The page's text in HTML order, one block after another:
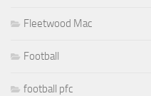
Fleetwood Mac
Football
football pfc